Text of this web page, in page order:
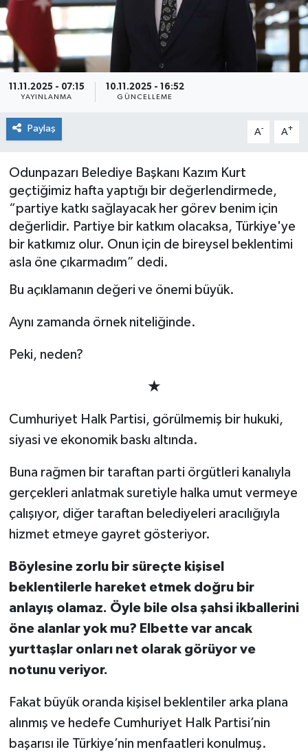
11.11.2025 - 07:15
YAYINLANMA
10.11.2025 - 16:52
GÜNCELLEME
Paylaş A- A+
Odunpazarı Belediye Başkanı Kazım Kurt
geçtiğimiz hafta yaptığı bir değerlendirmede,
“partiye katkı sağlayacak her görev benim için
değerlidir. Partiye bir katkım olacaksa, Türkiye'ye
bir katkımız olur. Onun için de bireysel beklentimi
asla öne çıkarmadım” dedi.
Bu açıklamanın değeri ve önemi büyük.
Aynı zamanda örnek niteliğinde.
Peki, neden?
★
Cumhuriyet Halk Partisi, görülmemiş bir hukuki,
siyasi ve ekonomik baskı altında.
Buna rağmen bir taraftan parti örgütleri kanalıyla
gerçekleri anlatmak suretiyle halka umut vermeye
çalışıyor, diğer taraftan belediyeleri aracılığıyla
hizmet etmeye gayret gösteriyor.
Böylesine zorlu bir süreçte kişisel
beklentilerle hareket etmek doğru bir
anlayış olamaz. Öyle bile olsa şahsi ikballerini
öne alanlar yok mu? Elbette var ancak
yurttaşlar onları net olarak görüyor ve
notunu veriyor.
Fakat büyük oranda kişisel beklentiler arka plana
alınmış ve hedefe Cumhuriyet Halk Partisi’nin
başarısı ile Türkiye’nin menfaatleri konulmuş.
Siyaset
Spor